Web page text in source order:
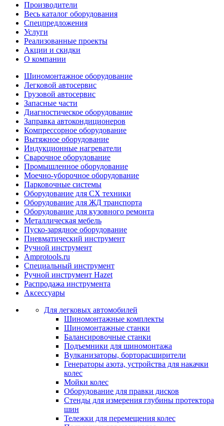
Производители
Весь каталог оборудования
Спецпредложения
Услуги
Реализованные проекты
Акции и скидки
О компании
Шиномонтажное оборудование
Легковой автосервис
Грузовой автосервис
Запасные части
Диагностическое оборудование
Заправка автокондиционеров
Компрессорное оборудование
Вытяжное оборудование
Индукционные нагреватели
Сварочное оборудование
Промышленное оборудование
Моечно-уборочное оборудование
Парковочные системы
Оборудование для СХ техники
Оборудование для ЖД транспорта
Оборудование для кузовного ремонта
Металлическая мебель
Пуско-зарядное оборудование
Пневматический инструмент
Ручной инструмент
Amprotools.ru
Специальный инструмент
Ручной инструмент Hazet
Распродажа инструмента
Аксессуары
Для легковых автомобилей
Шиномонтажные комплекты
Шиномонтажные станки
Балансировочные станки
Подъемники для шиномонтажа
Вулканизаторы, борторасширители
Генераторы азота, устройства для накачки
колес
Мойки колес
Оборудование для правки дисков
Стенды для измерения глубины протектора
шин
Тележки для перемещения колес